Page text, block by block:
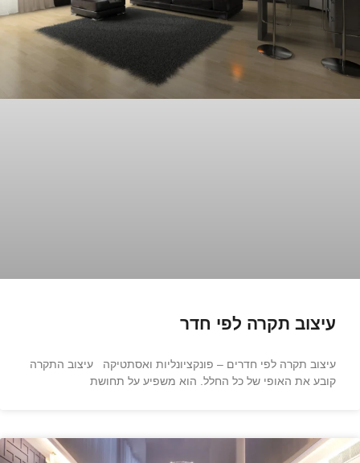
עיצוב תקרה לפי חדר
עיצוב תקרה לפי חדרים – פונקציונליות ואסתטיקה עיצוב התקרה
קובע את האופי של כל החלל. הוא משפיע על תחושת